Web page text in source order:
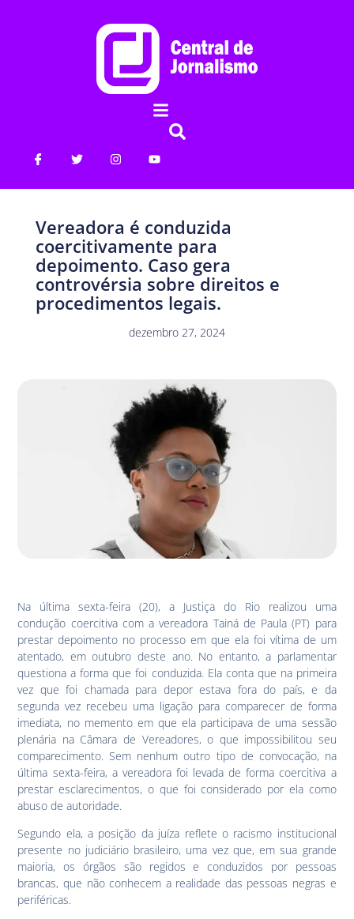
Vereadora é conduzida
coercitivamente para
depoimento. Caso gera
controvérsia sobre direitos e
procedimentos legais.
dezembro 27, 2024
Na última sexta-feira (20), a Justiça do Rio realizou uma
condução coercitiva com a vereadora Tainá de Paula (PT) para
prestar depoimento no processo em que ela foi vítima de um
atentado, em outubro deste ano. No entanto, a parlamentar
questiona a forma que foi conduzida. Ela conta que na primeira
vez que foi chamada para depor estava fora do país, e da
segunda vez recebeu uma ligação para comparecer de forma
imediata, no memento em que ela participava de uma sessão
plenária na Câmara de Vereadores, o que impossibilitou seu
comparecimento. Sem nenhum outro tipo de convocação, na
última sexta-feira, a vereadora foi levada de forma coercitiva a
prestar esclarecimentos, o que foi considerado por ela como
abuso de autoridade.
Segundo ela, a posição da juíza reflete o racismo institucional
presente no judiciário brasileiro, uma vez que, em sua grande
maioria, os órgãos são regidos e conduzidos por pessoas
brancas, que não conhecem a realidade das pessoas negras e
periféricas.